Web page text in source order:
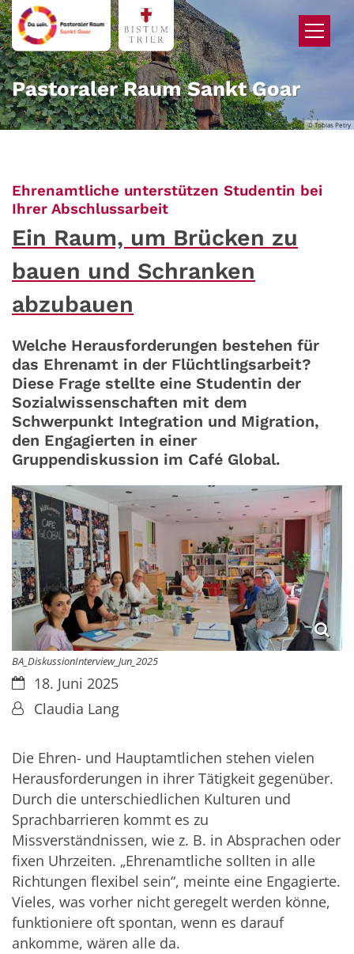
Zum Inhalt springen
© Tobias Petry
Pastoraler Raum Sankt Goar
Ehrenamtliche unterstützen Studentin bei
Ihrer Abschlussarbeit:
Ein Raum, um Brücken zu
bauen und Schranken
abzubauen
Welche Herausforderungen bestehen für
das Ehrenamt in der Flüchtlingsarbeit?
Diese Frage stellte eine Studentin der
Sozialwissenschaften mit dem
Schwerpunkt Integration und Migration,
den Engagierten in einer
Gruppendiskussion im Café Global.
BA_DiskussionInterview_Jun_2025
Datum:18. Juni 2025
Von:Claudia Lang
Die Ehren- und Hauptamtlichen stehen vielen
Herausforderungen in ihrer Tätigkeit gegenüber.
Durch die unterschiedlichen Kulturen und
Sprachbarrieren kommt es zu
Missverständnissen, wie z. B. in Absprachen oder
fixen Uhrzeiten. „Ehrenamtliche sollten in alle
Richtungen flexibel sein“, meinte eine Engagierte.
Vieles, was vorher nicht geregelt werden könne,
funktioniere oft spontan, wenn es darauf
ankomme, wären alle da.